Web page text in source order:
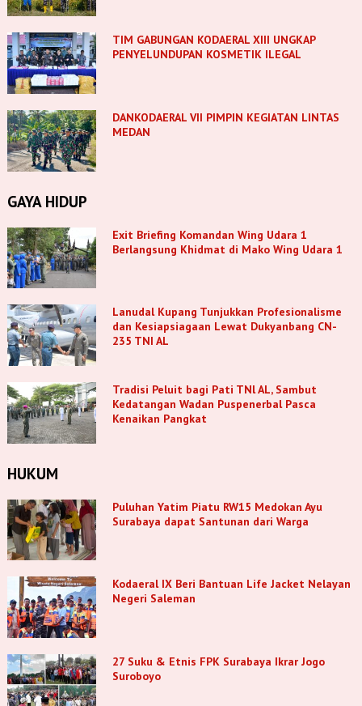
TIM GABUNGAN KODAERAL XIII UNGKAP
PENYELUNDUPAN KOSMETIK ILEGAL
DANKODAERAL VII PIMPIN KEGIATAN LINTAS
MEDAN
GAYA HIDUP
Exit Briefing Komandan Wing Udara 1
Berlangsung Khidmat di Mako Wing Udara 1
Lanudal Kupang Tunjukkan Profesionalisme
dan Kesiapsiagaan Lewat Dukyanbang CN-
235 TNI AL
Tradisi Peluit bagi Pati TNl AL, Sambut
Kedatangan Wadan Puspenerbal Pasca
Kenaikan Pangkat
HUKUM
Puluhan Yatim Piatu RW15 Medokan Ayu
Surabaya dapat Santunan dari Warga
Kodaeral IX Beri Bantuan Life Jacket Nelayan
Negeri Saleman
27 Suku & Etnis FPK Surabaya Ikrar Jogo
Suroboyo